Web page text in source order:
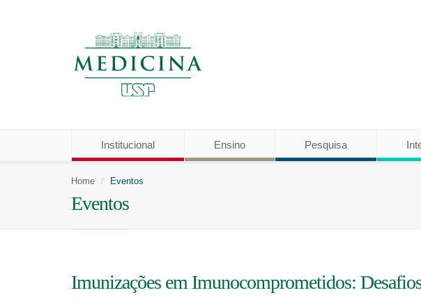
Institucional Ensino Pesquisa
Home Eventos
Eventos
Imunizações em Imunocomprometidos: